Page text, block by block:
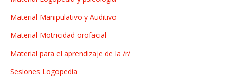
Material Manipulativo y Auditivo
Material Motricidad orofacial
Material para el aprendizaje de la /r/
Sesiones Logopedia